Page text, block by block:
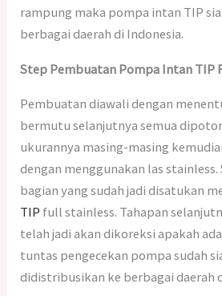
rampung maka pompa intan TIP
berbagai daerah di Indonesia.
Step Pembuatan Pompa Intan TIP
Pembuatan diawali dengan
bermutu selanjutnya semua
ukurannya masing-masing
dengan menggunakan las
bagian yang sudah jadi disatukan
TIP full stainless. Tahapan
telah jadi akan dikoreksi apakah
tuntas pengecekan pompa sudah
didistribusikan ke berbagai daerah